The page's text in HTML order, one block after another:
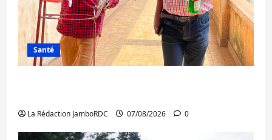
Santé
La Rédaction JamboRDC 07/08/2026 0